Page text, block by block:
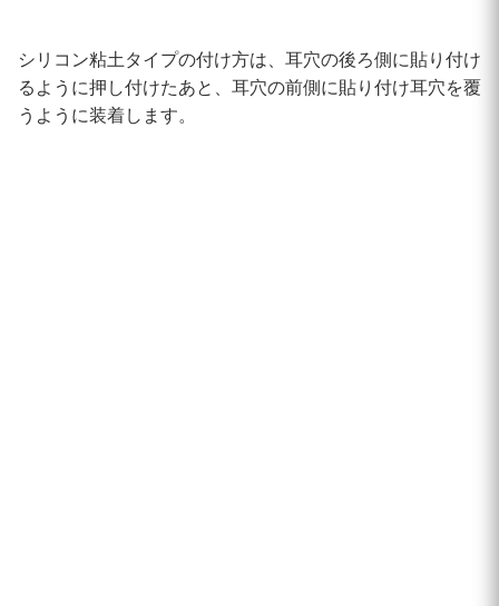
シリコン粘土タイプの付け方は、耳穴の後ろ側に貼り付け
るように押し付けたあと、耳穴の前側に貼り付け耳穴を覆
うように装着します。